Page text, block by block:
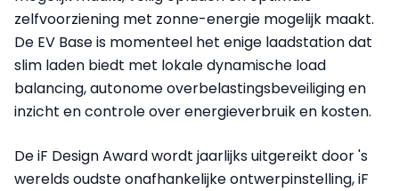
zelfvoorziening met zonne-energie mogelijk maakt.
De EV Base is momenteel het enige laadstation dat
slim laden biedt met lokale dynamische load
balancing, autonome overbelastingsbeveiliging en
inzicht en controle over energieverbruik en kosten.
De iF Design Award wordt jaarlijks uitgereikt door 's
werelds oudste onafhankelijke ontwerpinstelling, iF